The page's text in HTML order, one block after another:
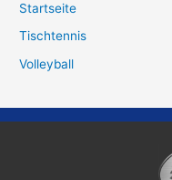
Startseite
Tischtennis
Volleyball